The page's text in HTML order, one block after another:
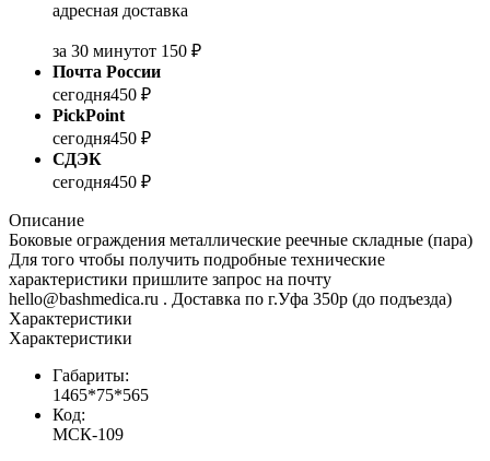
адресная доставка
за 30 минутот 150 ₽
Почта России
сегодня450 ₽
PickPoint
сегодня450 ₽
СДЭК
сегодня450 ₽
Описание
Боковые ограждения металлические реечные складные (пара)
Для того чтобы получить подробные технические
характеристики пришлите запрос на почту
hello@bashmedica.ru . Доставка по г.Уфа 350р (до подъезда)
Характеристики
Характеристики
Габариты:
1465*75*565
Код:
МСК-109